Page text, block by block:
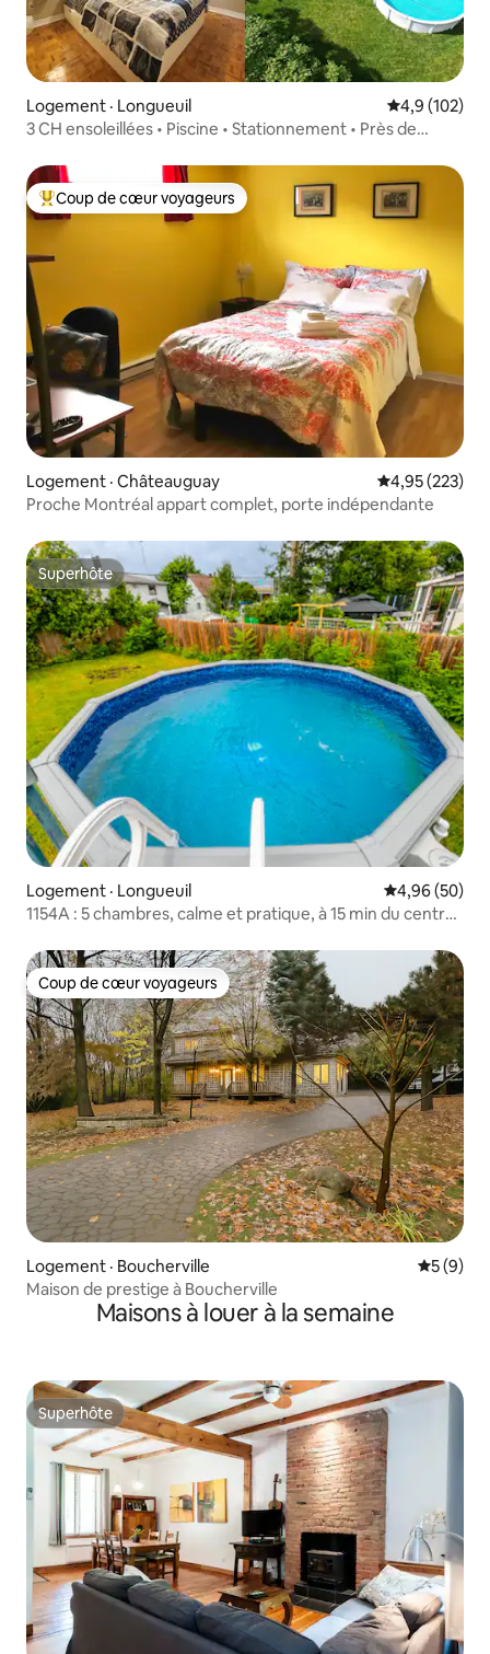
Logement · Longueuil Note
4,9 (102)
3 CH ensoleillées • Piscine • Stationnement • Près de
Coup de cœur voyageurs parmi les plus aimés
Coup de cœur voyageurs
Logement · Châteauguay Note
4,95 (223)
Proche Montréal appart complet, porte indépendante
Superhôte
Superhôte
Logement · Longueuil Note
4,96 (50)
1154A : 5 chambres, calme et pratique, à 15 min du centre-
Coup de cœur voyageurs
Coup de cœur voyageurs
Logement · Boucherville Note
5 (9)
Maison de prestige à Boucherville
Maisons à louer à la semaine
Superhôte
Superhôte